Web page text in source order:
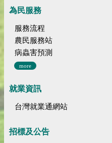
為民服務
服務流程
農民服務站
病蟲害預測
more
就業資訊
台灣就業通網站
招標及公告